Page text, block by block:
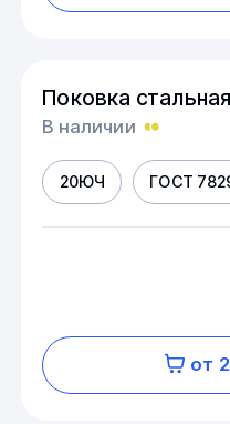
Поковка стальная
В наличии
20ЮЧ ГОСТ
от